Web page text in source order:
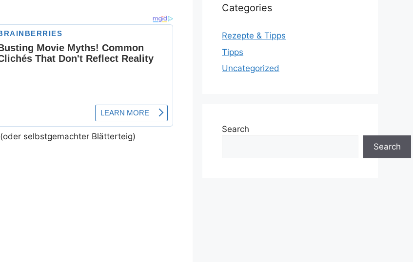
selbstgemachter Blätterteig)
Categories
Rezepte & Tipps
Tipps
Uncategorized
Search
Search